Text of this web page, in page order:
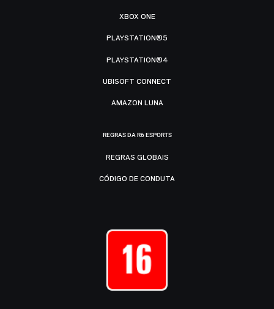
XBOX ONE
PLAYSTATION®5
PLAYSTATION®4
UBISOFT CONNECT
AMAZON LUNA
REGRAS DA R6 ESPORTS
REGRAS GLOBAIS
CÓDIGO DE CONDUTA